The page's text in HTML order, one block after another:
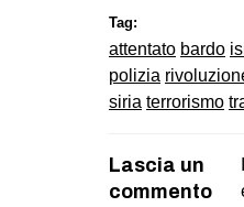
Tag:
attentato bardo
polizia
siria terrorismo
Lascia un
commento